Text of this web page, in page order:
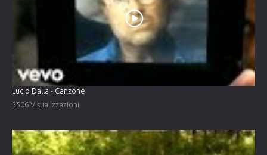
Lucio Dalla - Canzone
3506 Visualizzazioni